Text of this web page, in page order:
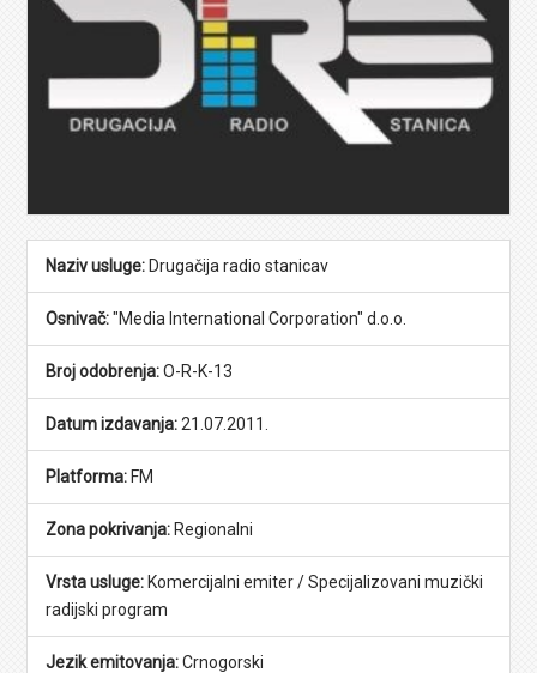
Naziv usluge: Drugačija radio stanicav
Osnivač:"Media International Corporation" d.o.o.
Broj odobrenja:O-R-K-13
Datum izdavanja:21.07.2011.
Platforma: FM
Zona pokrivanja: Regionalni
Vrsta usluge: Komercijalni emiter / Specijalizovani muzički
radijski program
Jezik emitovanja:Crnogorski